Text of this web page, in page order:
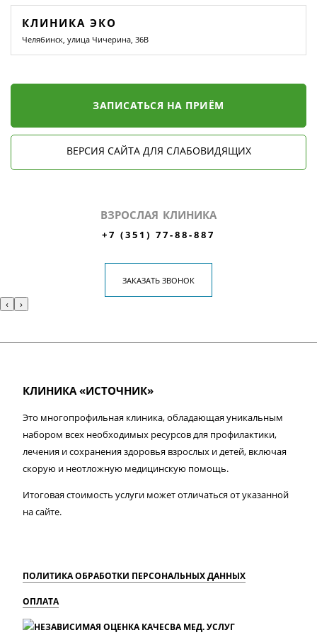
КЛИНИКА ЭКО
Челябинск, улица Чичерина, 36В
ЗАПИСАТЬСЯ НА ПРИЁМ
ВЕРСИЯ САЙТА ДЛЯ СЛАБОВИДЯЩИХ
ВЗРОСЛАЯ КЛИНИКА
+7 (351) 77-88-887
ЗАКАЗАТЬ ЗВОНОК
‹ ›
КЛИНИКА «ИСТОЧНИК»
Это многопрофильная клиника, обладающая уникальным
набором всех необходимых ресурсов для профилактики,
лечения и сохранения здоровья взрослых и детей, включая
скорую и неотложную медицинскую помощь.
Итоговая стоимость услуги может отличаться от указанной
на сайте.
ПОЛИТИКА ОБРАБОТКИ ПЕРСОНАЛЬНЫХ ДАННЫХ
ОПЛАТА